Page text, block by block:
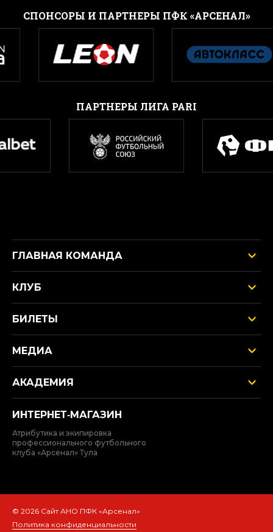
CПОНСОРЫ И ПАРТНЕРЫ ПФК «АРСЕНАЛ»
ПАРТНЕРЫ ЛИГА PARI
ГЛАВНАЯ КОМАНДА
КЛУБ
БИЛЕТЫ
МЕДИА
АКАДЕМИЯ
ИНТЕРНЕТ‑МАГАЗИН
Атрибутика и экипировка
профессионального футбольного
клуба «Арсенал» Тула
© 2026 Сайт АНО ПФК «Арсенал»
Политика конфиденциальности